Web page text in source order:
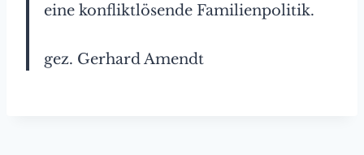
eine konfliktlösende Familienpolitik.
gez. Gerhard Amendt